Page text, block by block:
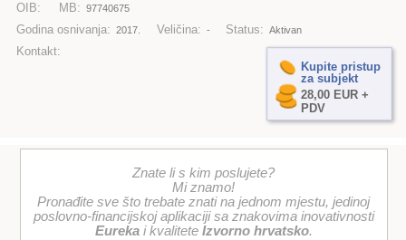
OIB: MB: 97740675
Godina osnivanja: 2017. Veličina: - Status: Aktivan
Kontakt:
Kupite pristup
za subjekt
28,00 EUR +
PDV
Znate li s kim poslujete?
Mi znamo!
Pronađite sve što trebate znati na jednom mjestu, jedinoj
poslovno-financijskoj aplikaciji sa znakovima inovativnosti
Eurekai kvalitete Izvorno hrvatsko.